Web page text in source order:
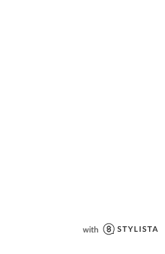
場合もございます。また商品画像